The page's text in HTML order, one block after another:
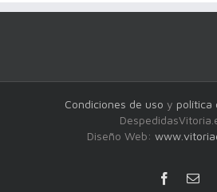
Condiciones de uso y política
Diseño Web: